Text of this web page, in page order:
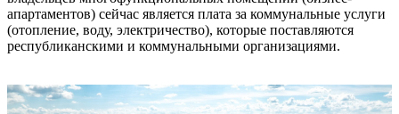
апартаментов) сейчас является плата за коммунальные услуги
(отопление, воду, электричество), которые поставляются
республиканскими и коммунальными организациями.